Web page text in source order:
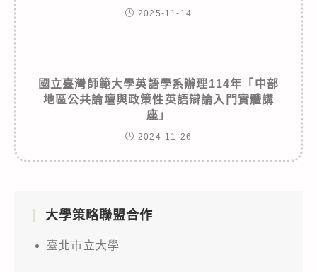
2025-11-14
國立臺灣師範大學英語學系辦理114年「中部
地區公共論壇與政策性英語辯論入門實體講
座」
2024-11-26
大學策略聯盟合作
臺北市立大學